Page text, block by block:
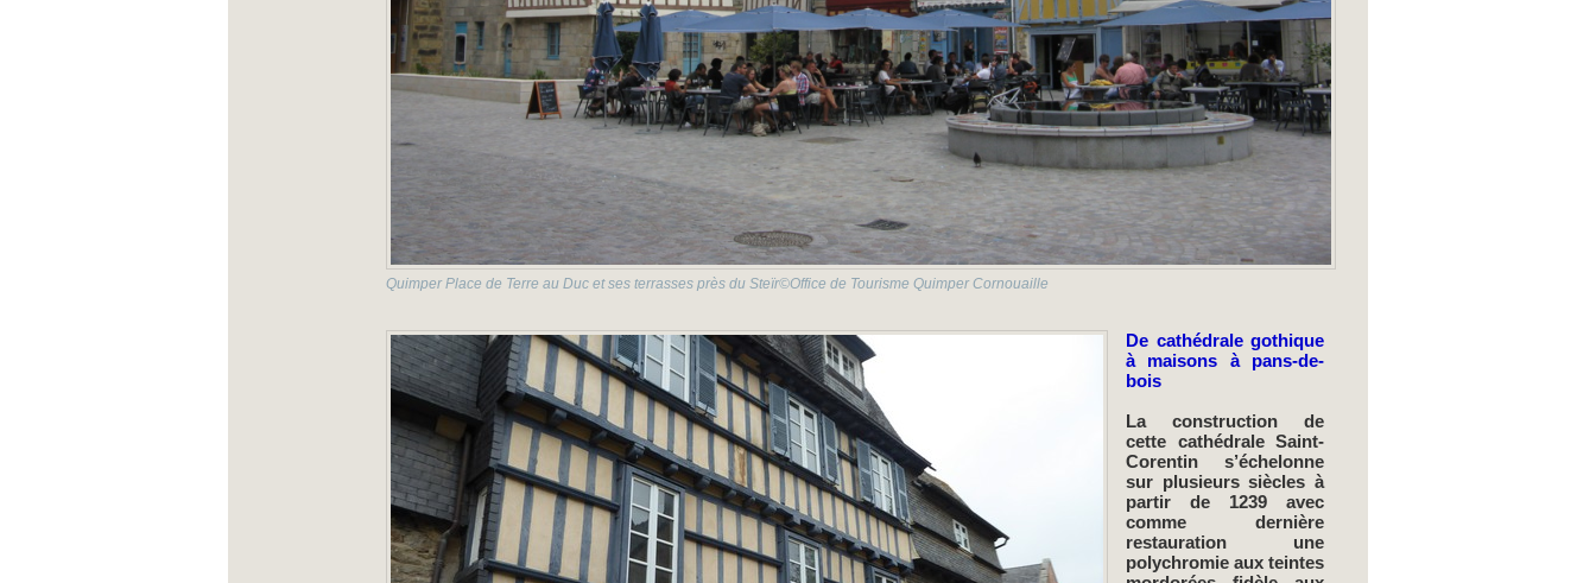
Quimper Place de Terre au Duc et ses terrasses près du Steïr©Office de Tourisme Quimper Cornouaille
De cathédrale gothique
à maisons à pans-de-
bois
La construction de
cette cathédrale Saint-
Corentin s’échelonne
sur plusieurs siècles à
partir de 1239 avec
comme dernière
restauration une
polychromie aux teintes